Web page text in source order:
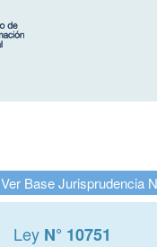
Ver Base Jurisprudencia
Ley N° 10751